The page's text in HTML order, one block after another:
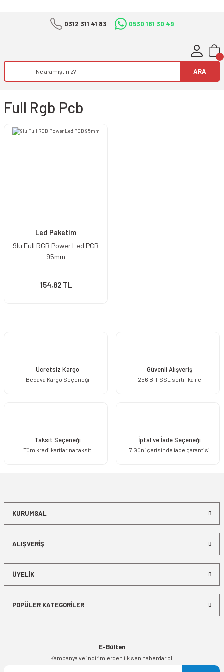
0312 311 41 83 0530 181 30 49
ARA
Full Rgb Pcb
Led Paketim
9lu Full RGB Power Led PCB
95mm
154,82 TL
Ücretsiz Kargo
Bedava Kargo Seçeneği
Güvenli Alışveriş
256 BIT SSL sertifika ile
Taksit Seçeneği
Tüm kredi kartlarına taksit
İptal ve İade Seçeneği
7 Gün içerisinde iade garantisi
KURUMSAL
ALIŞVERİŞ
ÜYELİK
POPÜLER KATEGORİLER
E-Bülten
Kampanya ve indirimlerden ilk sen haberdar ol!